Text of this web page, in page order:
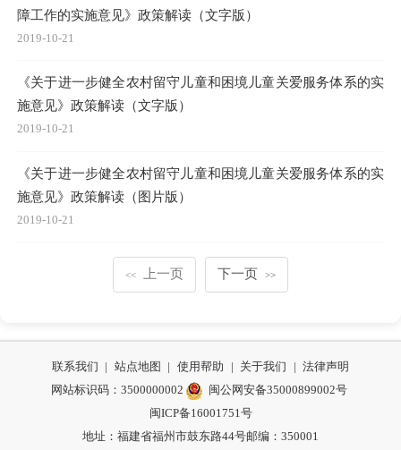
障工作的实施意见》政策解读（文字版）
2019-10-21
《关于进一步健全农村留守儿童和困境儿童关爱服务体系的实
施意见》政策解读（文字版）
2019-10-21
《关于进一步健全农村留守儿童和困境儿童关爱服务体系的实
施意见》政策解读（图片版）
2019-10-21
<< 上一页 下一页 >>
联系我们 | 站点地图 | 使用帮助 | 关于我们 | 法律声明
网站标识码：3500000002
闽公网安备35000899002号
闽ICP备16001751号
地址：福建省福州市鼓东路44号邮编：350001